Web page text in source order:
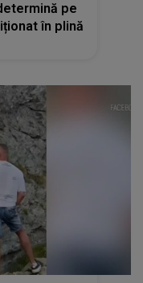
pe
în plină